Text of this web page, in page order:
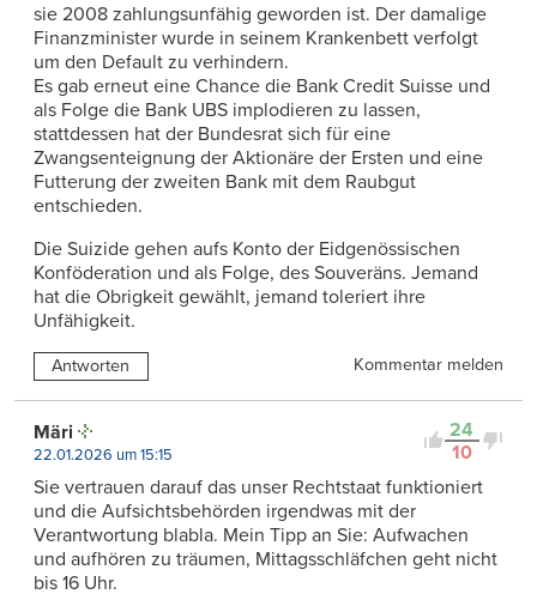
sie 2008 zahlungsunfähig geworden ist. Der damalige
Finanzminister wurde in seinem Krankenbett verfolgt
um den Default zu verhindern.
Es gab erneut eine Chance die Bank Credit Suisse und
als Folge die Bank UBS implodieren zu lassen,
stattdessen hat der Bundesrat sich für eine
Zwangsenteignung der Aktionäre der Ersten und eine
Futterung der zweiten Bank mit dem Raubgut
entschieden.
Die Suizide gehen aufs Konto der Eidgenössischen
Konföderation und als Folge, des Souveräns. Jemand
hat die Obrigkeit gewählt, jemand toleriert ihre
Unfähigkeit.
Antworten Kommentar melden
24
10
Märi
22.01.2026 um 15:15
Sie vertrauen darauf das unser Rechtstaat funktioniert
und die Aufsichtsbehörden irgendwas mit der
Verantwortung blabla. Mein Tipp an Sie: Aufwachen
und aufhören zu träumen, Mittagsschläfchen geht nicht
bis 16 Uhr.